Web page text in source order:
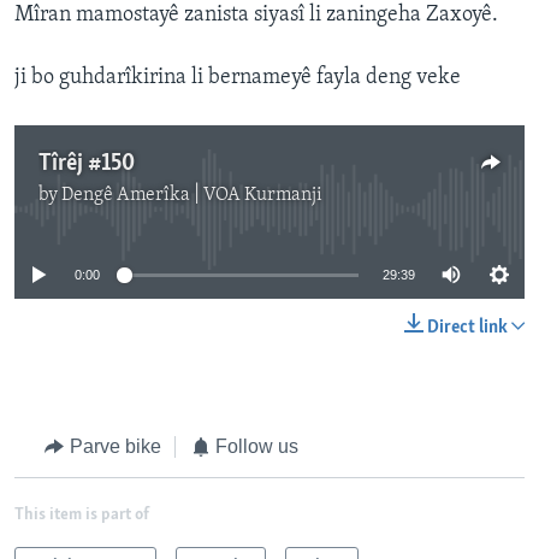
Mîran mamostayê zanista siyasî li zaningeha Zaxoyê.
ji bo guhdarîkirina li bernameyê fayla deng veke
Tîrêj #150
byDengê Amerîka | VOA Kurmanji
No media source currently available
0:00 29:39
Direct link
Parve bike Follow us
This item is part of